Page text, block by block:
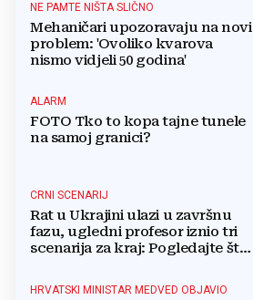
NE PAMTE NIŠTA SLIČNO
Mehaničari upozoravaju na novi
problem: 'Ovoliko kvarova
nismo vidjeli 50 godina'
ALARM
FOTO Tko to kopa tajne tunele
na samoj granici?
CRNI SCENARIJ
Rat u Ukrajini ulazi u završnu
fazu, ugledni profesor iznio tri
scenarija za kraj: Pogledajte što
HRVATSKI MINISTAR MEDVED OBJAVIO